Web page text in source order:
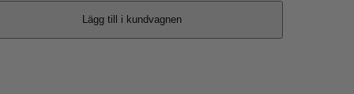
Lägg till i kundvagnen